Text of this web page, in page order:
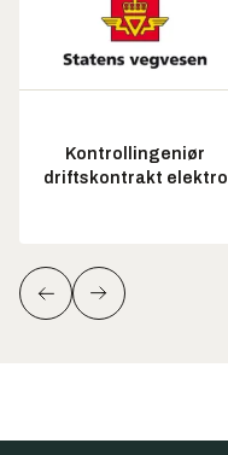
Kontrollingeniør
driftskontrakt elektro